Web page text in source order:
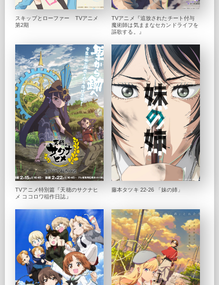
スキップとローファー TVアニメ
第2期
TVアニメ『追放されたチート付与
魔術師は気ままなセカンドライフを
謳歌する。』
TVアニメ特別篇『天穂のサクナヒ
メ ココロワ稲作日誌』
藤本タツキ 22-26 「妹の姉」